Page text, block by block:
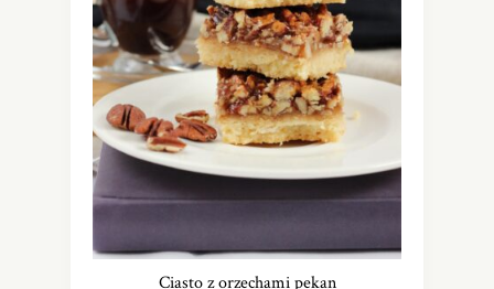
Ciasto z orzechami pekan